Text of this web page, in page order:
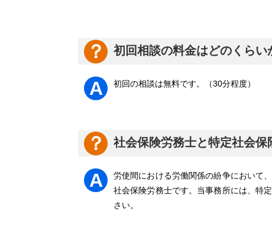
初回相談の料金はどのくらい
初回の相談は無料です。（30分程度）
社会保険労務士と特定社会保
労使間における労働関係の紛争において
社会保険労務士です。当事務所には、特
さい。